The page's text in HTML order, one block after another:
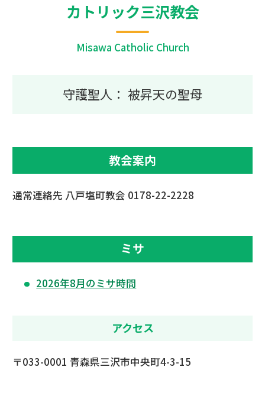
カトリック三沢教会
Misawa Catholic Church
守護聖人： 被昇天の聖母
教会案内
通常連絡先 八戸塩町教会 0178-22-2228
ミサ
2026年8月のミサ時間
アクセス
〒033-0001 青森県三沢市中央町4-3-15